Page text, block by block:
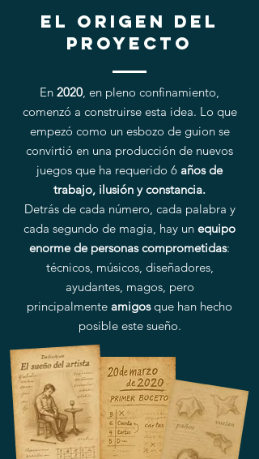
El origen del
proyecto
En 2020, en pleno confinamiento,
comenzó a construirse esta idea. Lo que
empezó como un esbozo de guion se
convirtió en una producción de nuevos
juegos que ha requerido 6 años de
trabajo, ilusión y constancia.
Detrás de cada número, cada palabra y
cada segundo de magia, hay un equipo
enorme de personas comprometidas:
técnicos, músicos, diseñadores,
ayudantes, magos, pero
principalmente amigosque han hecho
posible este sueño.